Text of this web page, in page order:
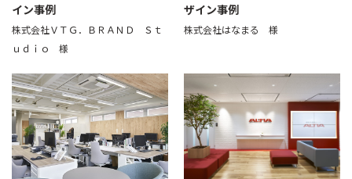
イン事例
株式会社ＶＴＧ．ＢＲＡＮＤ Ｓｔ
ｕｄｉｏ 様
ザイン事例
株式会社はなまる 様